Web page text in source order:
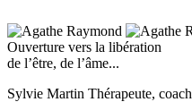
Ouverture vers la libération
de l’être, de l’âme...
Sylvie Martin Thérapeute, coach